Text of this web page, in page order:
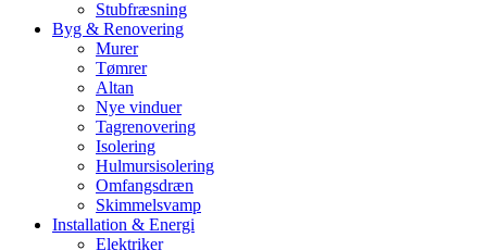
Stubfræsning
Byg & Renovering
Murer
Tømrer
Altan
Nye vinduer
Tagrenovering
Isolering
Hulmursisolering
Omfangsdræn
Skimmelsvamp
Installation & Energi
Elektriker